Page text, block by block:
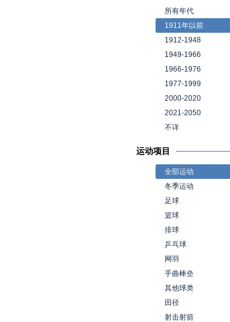
所有年代
1911年以前
1912-1948
1949-1966
1966-1976
1977-1999
2000-2020
2021-2050
不详
运动项目
全部运动
冬季运动
足球
篮球
排球
乒乓球
网羽
手曲棒垒
其他球类
田径
射击射箭